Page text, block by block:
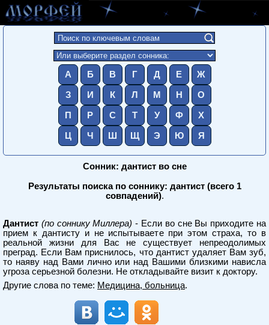
А Б В Г Д Е Ж
З И К Л М Н О
П Р С Т У Ф Х
Ц Ч Ш Щ Э Ю Я
Сонник: дантист во сне
Результаты поиска по соннику: дантист (всего 1
совпадений).
Дантист (по соннику Миллера) - Если во сне Вы приходите на
прием к дантисту и не испытываете при этом страха, то в
реальной жизни для Вас не существует непреодолимых
преград. Если Вам приснилось, что дантист удаляет Вам зуб,
то наяву над Вами лично или над Вашими близкими нависла
угроза серьезной болезни. Не откладывайте визит к доктору.
Другие слова по теме: Медицина, больница.